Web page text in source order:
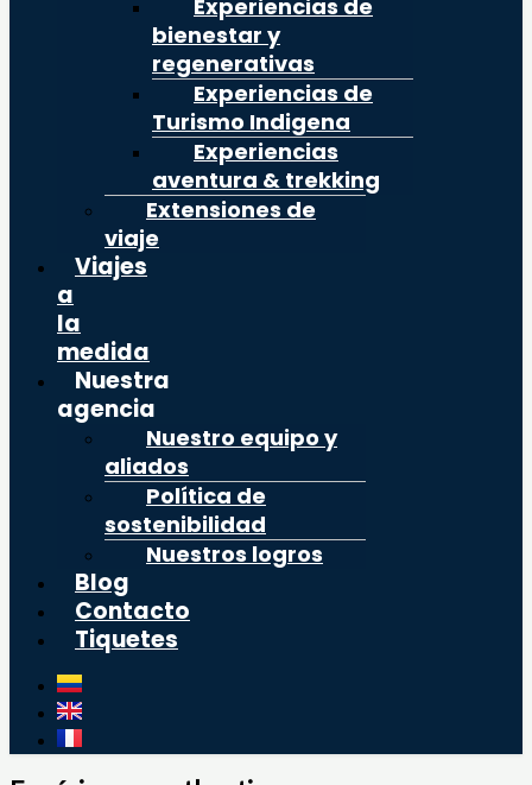
Experiencias de
bienestar y
regenerativas
Experiencias de
Turismo Indigena
Experiencias
aventura & trekking
Extensiones de
viaje
Viajes
a
la
medida
Nuestra
agencia
Nuestro equipo y
aliados
Política de
sostenibilidad
Nuestros logros
Blog
Contacto
Tiquetes